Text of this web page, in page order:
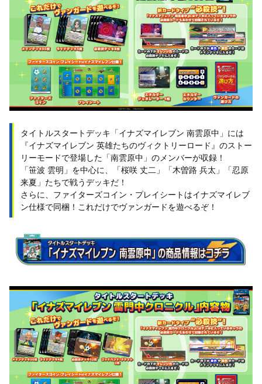
タイトルスタートデッキ「イナズマイレブン 南雲原中」には
『イナズマイレブン 英雄たちのヴィクトリーロード』のストー
リーモードで登場した「南雲原中」のメンバーが収録！
「笹波 雲明」を中心に、「桜咲 丈二」「木曽路 兵太」「忍原
来夏」たちで戦うデッキだ！
さらに、ファイターズコイン・プレイシートはイナズマイレブ
ン仕様で同梱！これだけでヴァンガードを遊べるぞ！